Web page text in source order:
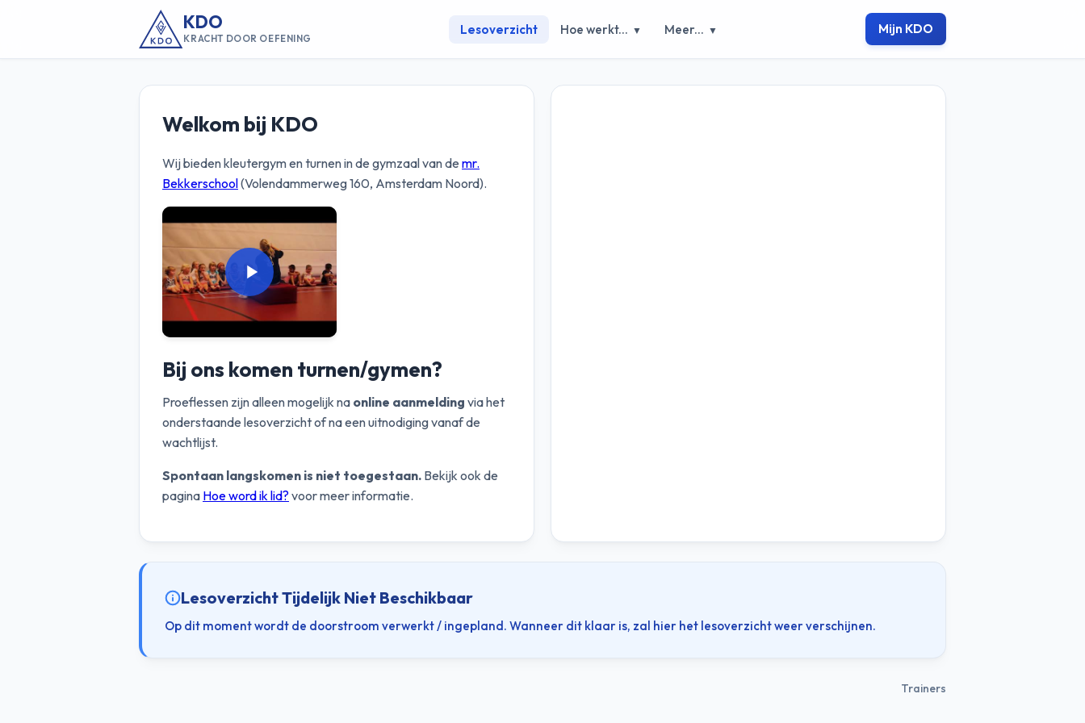
KDO
KRACHT DOOR OEFENING
Lesoverzicht Hoe werkt... ▼ Meer... ▼ Mijn KDO
Welkom bij KDO
Wij bieden kleutergym en turnen in de gymzaal van de mr.
Bekkerschool(Volendammerweg 160, Amsterdam Noord).
Bij ons komen turnen/gymen?
Proeflessen zijn alleen mogelijk na online aanmelding via het
onderstaande lesoverzicht of na een uitnodiging vanaf de
wachtlijst.
Spontaan langskomen is niet toegestaan. Bekijk ook de
pagina Hoe word ik lid? voor meer informatie.
Lesoverzicht Tijdelijk Niet Beschikbaar
Op dit moment wordt de doorstroom verwerkt / ingepland. Wanneer dit klaar is, zal hier het lesoverzicht weer verschijnen.
Trainers